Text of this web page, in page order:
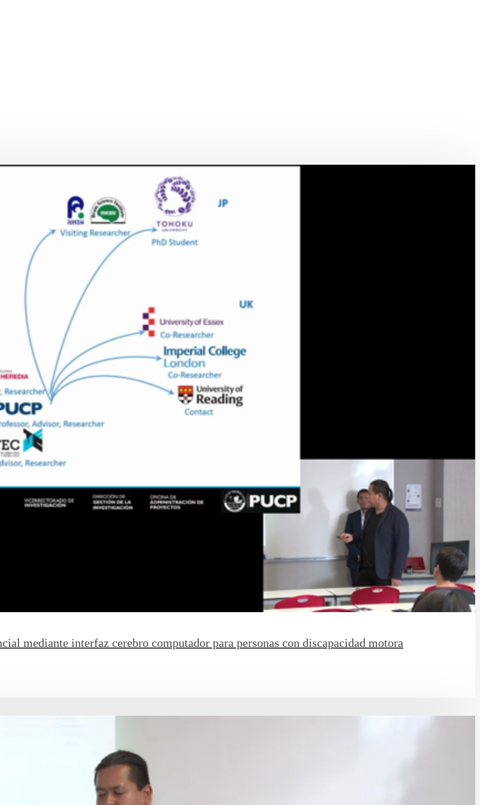
mediante interfaz cerebro computador para personas con discapacidad motora